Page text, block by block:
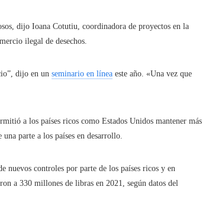
dijo Ioana Cotutiu, coordinadora de proyectos en la
ilegal de desechos.
dijo en un seminario en línea este año. «Una vez que
a los países ricos como Estados Unidos mantener más
parte a los países en desarrollo.
nuevos controles por parte de los países ricos y en
a 330 millones de libras en 2021, según datos del